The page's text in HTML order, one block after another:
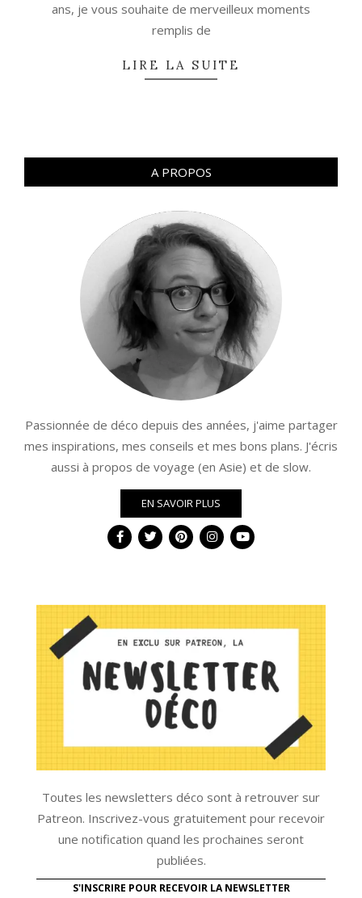
ans, je vous souhaite de merveilleux moments
remplis de
LIRE LA SUITE
A PROPOS
Passionnée de déco depuis des années, j'aime partager
mes inspirations, mes conseils et mes bons plans. J'écris
aussi à propos de voyage (en Asie) et de slow.
EN SAVOIR PLUS
Toutes les newsletters déco sont à retrouver sur
Patreon. Inscrivez-vous gratuitement pour recevoir
une notification quand les prochaines seront
publiées.
S'INSCRIRE POUR RECEVOIR LA NEWSLETTER